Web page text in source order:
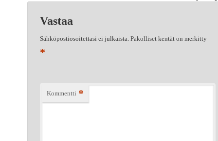
PARHAISTA
Vastaa
Sähköpostiosoitettasi ei julkaista. Pakolliset kentät on merkitty
*
Kommentti *